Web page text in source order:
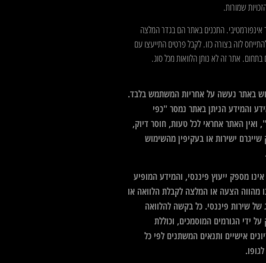
שמורות.
אינפורמטיבי. התכנים באתר הם בגדר המלצה
לזה בצורה כזו. לקבל פרטים התייעצו עם
בתחום. אתר זה לא נותן הלוואות מכל סוג.
באתר נעשה על אחריות המשתמש בלבד.
והמידע הניתן באתר נמסר "כפי
ואין האתר אחראי לכל טעות, חוסר דיוק,
שייגרם ישירות או בעקיפין מהשימוש
מספק ייעוץ פיננסי, והמידע המופיע
מהווה הצעה או המלצה לקבלת הלוואה או
של שירות פיננסי. כל בקשה להלוואה
על ידי הגורמים המוסמכים, וכוללת
אישיים ותנאים המשתנים לפי כל